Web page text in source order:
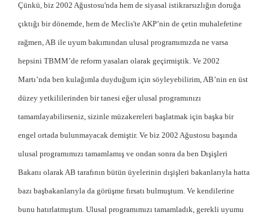
Çünkü, biz 2002 Ağustosu'nda hem de siyasal istikrarsızlığın doruğa
çıktığı bir dönemde, hem de Meclis'te AKP’nin de çetin muhalefetine
rağmen, AB ile uyum bakımından ulusal programımızda ne varsa
hepsini TBMM’de reform yasaları olarak geçirmiştik. Ve 2002
Martı’nda ben kulağımla duyduğum için söyleyebilirim, AB’nin en üst
düzey yetkililerinden bir tanesi eğer ulusal programınızı
tamamlayabilirseniz, sizinle müzakereleri başlatmak için başka bir
engel ortada bulunmayacak demiştir. Ve biz 2002 Ağustosu başında
ulusal programımızı tamamlamış ve ondan sonra da ben Dışişleri
Bakanı olarak AB tarafının bütün üyelerinin dışişleri bakanlarıyla hatta
bazı başbakanlarıyla da görüşme fırsatı bulmuştum. Ve kendilerine
bunu hatırlatmıştım. Ulusal programımızı tamamladık, gerekli uyumu